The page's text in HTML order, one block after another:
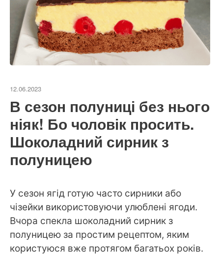
12.06.2023
В сезон полуниці без нього
ніяк! Бо чоловік просить.
Шоколадний сирник з
полуницею
У сезон ягід готую часто сирники або
чізейки використовуючи улюблені ягоди.
Вчора спекла шоколадний сирник з
полуницею за простим рецептом, яким
користуюся вже протягом багатьох років.